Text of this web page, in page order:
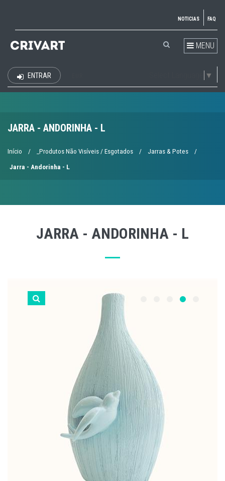
NOTICIAS FAQ
MENU
▼
ENTRAR
JARRA - ANDORINHA - L
Início / _Produtos Não Visíveis / Esgotados / Jarras & Potes /
Jarra - Andorinha - L
JARRA - ANDORINHA - L